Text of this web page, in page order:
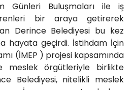
Günleri Buluşmaları ile iş
bir araya getirerek
Derince Belediyesi bu kez
hayata geçirdi. İstihdam İçin
(İMEP ) projesi kapsamında
meslek örgütleriyle birlikte
Belediyesi, nitelikli meslek